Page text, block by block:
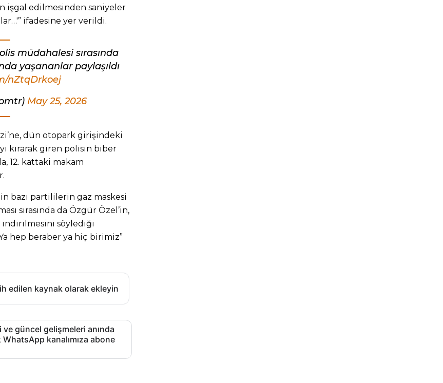
işgal edilmesinden saniyeler
ifadesine yer verildi.
müdahalesi sırasında
yaşananlar paylaşıldı
nZtqDrkoej
May 25, 2026
dün otopark girişindeki
kırarak giren polisin biber
12. kattaki makam
bazı partililerin gaz maskesi
sırasında da Özgür Özel’in,
indirilmesini söylediği
hep beraber ya hiç birimiz”
edilen kaynak olarak ekleyin
ve güncel gelişmeleri anında
kanalımıza abone